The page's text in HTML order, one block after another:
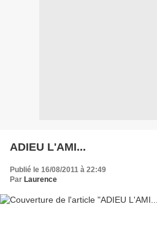
ADIEU L'AMI...
Publié le 16/08/2011 à 22:49
Par Laurence